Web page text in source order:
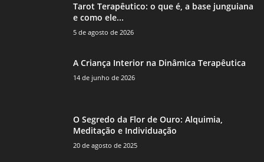
Tarot Terapêutico: o que é, a base junguiana
e como ele...
5 de agosto de 2026
A Criança Interior na Dinâmica Terapêutica
14 de junho de 2026
O Segredo da Flor de Ouro: Alquimia,
Meditação e Individuação
20 de agosto de 2025